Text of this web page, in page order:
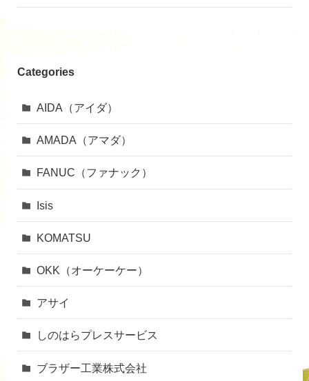
Categories
AIDA（アイダ）
AMADA（アマダ）
FANUC（ファナック）
Isis
KOMATSU
OKK（オーケーケー）
アサイ
しのはらプレスサービス
ブラザー工業株式会社